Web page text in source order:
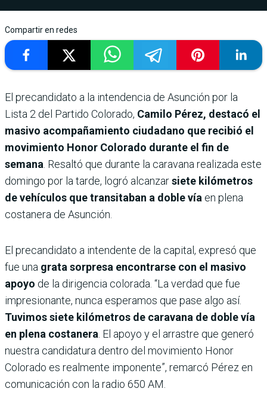
Compartir en redes
El precandidato a la intendencia de Asunción por la
Lista 2 del Partido Colorado, Camilo Pérez, destacó el
masivo acompañamiento ciudadano que recibió el
movimiento Honor Colorado durante el fin de
semana. Resaltó que durante la caravana realizada este
domingo por la tarde, logró alcanzarsiete kilómetros
de vehículos que transitaban a doble vía en plena
costanera de Asunción.
El precandidato a intendente de la capital, expresó que
fue una grata sorpresa encontrarse con el masivo
apoyo de la dirigencia colorada. “La verdad que fue
impresionante, nunca esperamos que pase algo así.
Tuvimos siete kilómetros de caravana de doble vía
en plena costanera. El apoyo y el arrastre que generó
nuestra candidatura dentro del movimiento Honor
Colorado es realmente imponente”, remarcó Pérez en
comunicación con la radio 650 AM.